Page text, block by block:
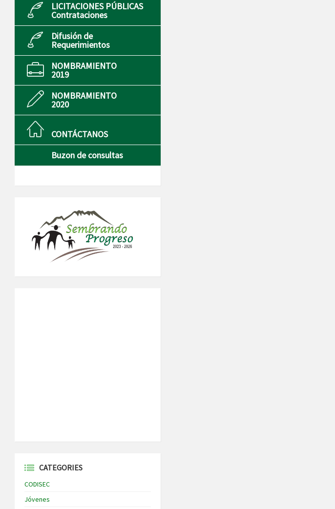
LICITACIONES PÚBLICAS
Contrataciones
Difusión de
Requerimientos
NOMBRAMIENTO
2019
NOMBRAMIENTO
2020
CONTÁCTANOS
Buzon de consultas
CATEGORIES
CODISEC
Jóvenes